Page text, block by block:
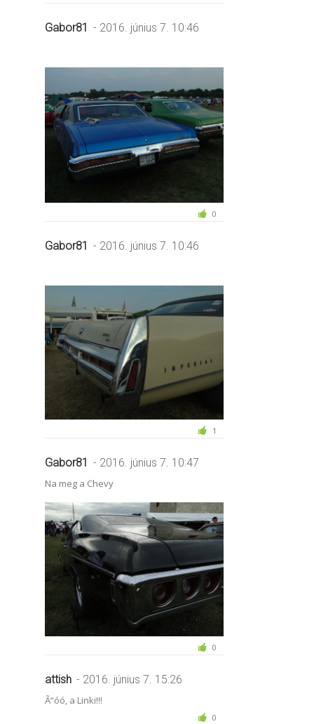
Gabor81 - 2016. június 7. 10:46
0
Gabor81 - 2016. június 7. 10:46
1
Gabor81 - 2016. június 7. 10:47
Na meg a Chevy
0
attish - 2016. június 7. 15:26
Ã“óó, a Linki!!!
0